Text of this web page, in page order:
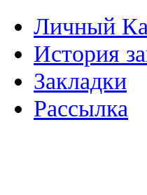
Личный
История
Закладки
Рассылка